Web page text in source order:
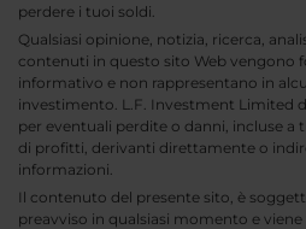
perdere i tuoi soldi.
Qualsiasi opinione, notizia, ricerca,
contenuti in questo sito Web vengono
informativo e non rappresentano in
investimento. L.F. Investment Limited
per eventuali perdite o danni, incluse
di profitti, derivanti direttamente o
informazioni.
Il contenuto del presente sito, è
preavviso in qualsiasi momento e